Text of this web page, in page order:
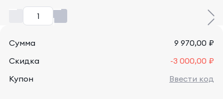
Сумма
9 970,00 ₽
Скидка
-3 000,00 ₽
Купон
Ввести код